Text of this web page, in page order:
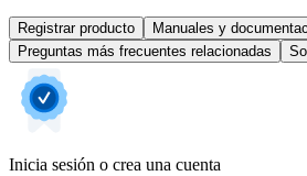
Registrar producto
Manuales y
Preguntas más frecuentes relacionadas
Inicia sesión o crea una cuenta